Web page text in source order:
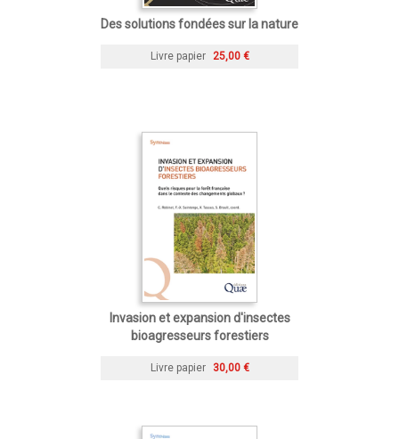
Des solutions fondées sur la nature
Livre papier 25,00 €
Invasion et expansion d'insectes
bioagresseurs forestiers
Livre papier 30,00 €